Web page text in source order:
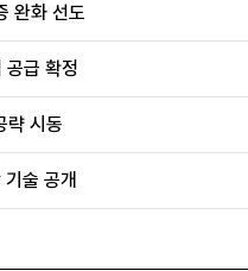
완화 선도
급 확정
략 시동
술 공개